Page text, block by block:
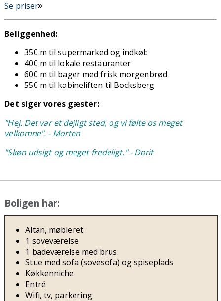
Se priser
Beliggenhed:
350 m til supermarked og indkøb
400 m til lokale restauranter
600 m til bager med frisk morgenbrød
550 m til kabineliften til Bocksberg
Det siger vores gæster:
"Hej. Det var et dejligt sted, og vi følte os meget
velkomne". - Morten
"Skøn udsigt og meget fredeligt." - Dorit
Boligen har:
Altan, møbleret
1 soveværelse
1 badeværelse med brus.
Stue med sofa (sovesofa) og spiseplads
Køkkenniche
Entré
Wifi, tv, parkering